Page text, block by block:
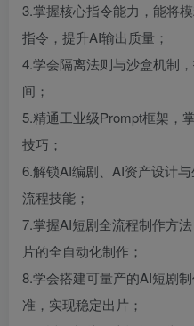
3.掌握核心指令能力，能将
指令，提升AI输出质量；
4.学会隔离法则与沙盒机制
间；
5.精通工业级Prompt框架，
技巧；
6.解锁AI编剧、AI资产设计
流程技能；
7.掌握AI短剧全流程制作方
片的全自动化制作；
8.学会搭建可量产的AI短剧
准，实现稳定出片；